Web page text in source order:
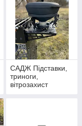
САДЖ Підставки,
триноги,
вітрозахист